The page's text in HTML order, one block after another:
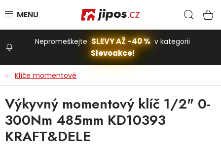
Stavba a dům
Nepromeškejte SLEVY AŽ -40 % v kategorii
Slevoakce!
Klíče momentové
Výkyvný momentový klíč 1/2" 0-
300Nm 485mm KD10393
KRAFT&DELE